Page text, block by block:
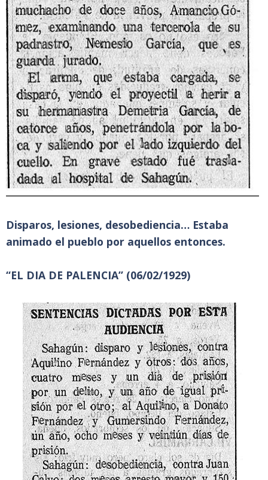
Disparos, lesiones, desobediencia… Estaba
animado el pueblo por aquellos entonces.
“EL DIA DE PALENCIA” (06/02/1929)